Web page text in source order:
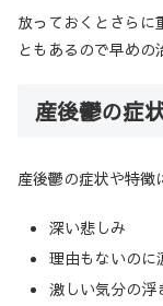
放っておくとさらに
ともあるので早めの
産後鬱の症
産後鬱の症状や特徴
深い悲しみ
理由もないのに
激しい気分の浮